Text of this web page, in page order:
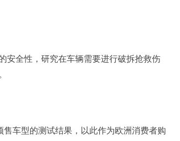
安全性，研究在车辆需要进行破拆抢救伤
车型的测试结果，以此作为欧洲消费者购